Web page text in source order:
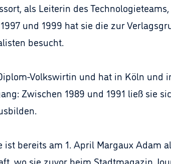
als Leiterin des
und 1999 hat sie die zur
besucht.
Volkswirtin und hat in Köln
Zwischen 1989 und 1991 ließ sie
ist bereits am 1. April Margaux Adam
wo sie zuvor beim Stadtmagazin